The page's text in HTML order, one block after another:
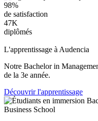
98%
de satisfaction
47K
diplômés
L'apprentissage à Audencia
Notre Bachelor in
de la 3e année.
Découvrir l'apprentissage